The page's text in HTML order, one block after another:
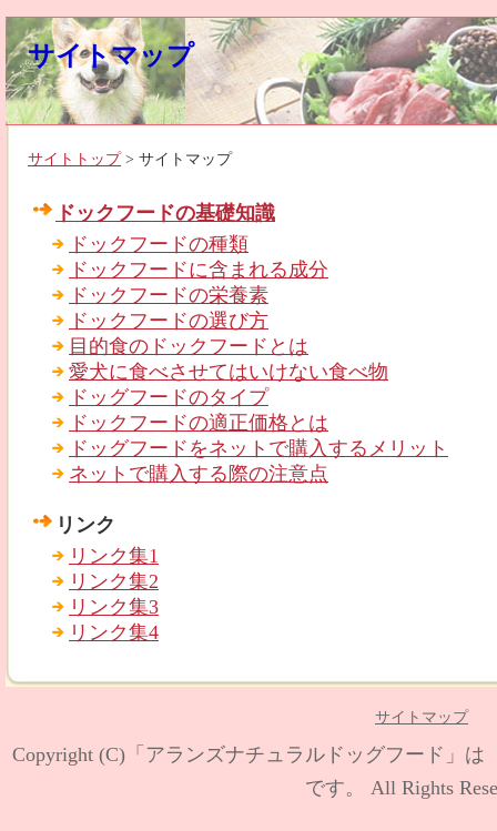
サイトマップ
サイトトップ > サイトマップ
ドックフードの基礎知識
ドックフードの種類
ドックフードに含まれる成分
ドックフードの栄養素
ドックフードの選び方
目的食のドックフードとは
愛犬に食べさせてはいけない食べ物
ドッグフードのタイプ
ドックフードの適正価格とは
ドッグフードをネットで購入するメリット
ネットで購入する際の注意点
リンク
リンク集1
リンク集2
リンク集3
リンク集4
サイトマップ
Copyright (C) 「アランズナチュラルドッグフード」
です。
All Rights